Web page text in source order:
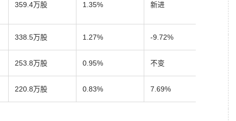
359.4万股 1.35% 新进
338.5万股 1.27% -9.72%
253.8万股 0.95% 不变
220.8万股 0.83% 7.69%